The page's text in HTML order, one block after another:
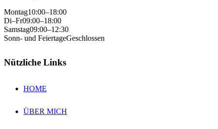
Montag10:00–18:00
Di–Fr09:00–18:00
Samstag09:00–12:30
Sonn- und FeiertageGeschlossen
Nützliche Links
HOME
ÜBER MICH